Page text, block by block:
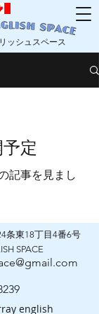
ッシュスペース
定
記事を見まし
条東18丁目4番6号
SPACE
english